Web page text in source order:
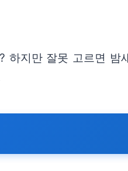
지만 잘못 고르면 밤